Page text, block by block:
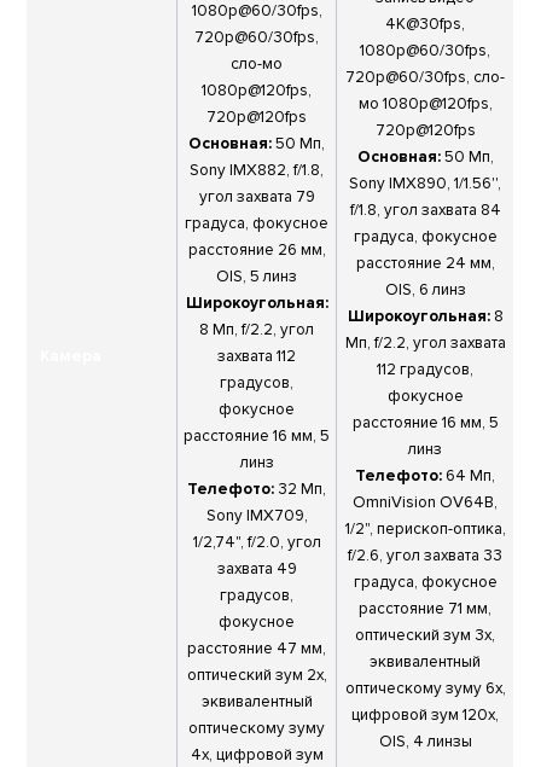
1080p@60/30fps,
720p@60/30fps,
сло-мо
1080p@120fps,
720р@120fps
Основная:50 Мп,
Sony IMX882, f/1.8,
угол захвата 79
градуса, фокусное
расстояние 26 мм,
OIS, 5 линз
Широкоугольная:
8 Мп, f/2.2, угол
захвата 112
градусов,
фокусное
расстояние 16 мм, 5
линз
Телефото: 32 Мп,
Sony IMX709,
1/2,74", f/2.0, угол
захвата 49
градусов,
фокусное
расстояние 47 мм,
оптический зум 2х,
эквивалентный
оптическому зуму
4х, цифровой зум
4К@30fps,
1080p@60/30fps,
720p@60/30fps, сло-
мо 1080p@120fps,
720р@120fps
Основная:50 Мп,
Sony IMX890, 1/1.56'',
f/1.8, угол захвата 84
градуса, фокусное
расстояние 24 мм,
OIS, 6 линз
Широкоугольная:8
Мп, f/2.2, угол захвата
112 градусов,
фокусное
расстояние 16 мм, 5
линз
Телефото: 64 Мп,
OmniVision OV64B,
1/2", перископ-оптика,
f/2.6, угол захвата 33
градуса, фокусное
расстояние 71 мм,
оптический зум 3х,
эквивалентный
оптическому зуму 6х,
цифровой зум 120х,
OIS, 4 линзы